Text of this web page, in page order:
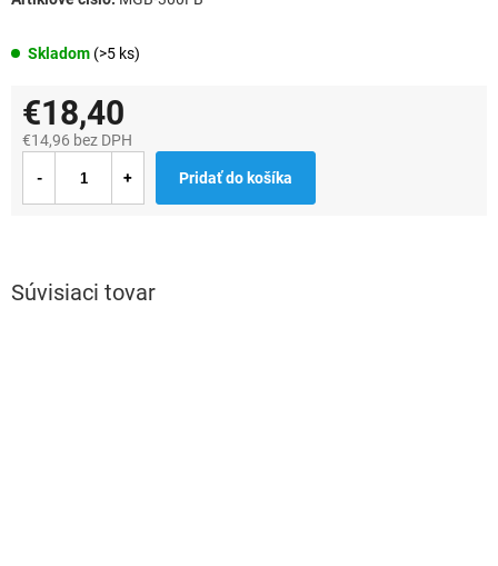
Skladom (>5 ks)
€18,40
€14,96 bez DPH
cena:
Pridať do košíka
Súvisiaci tovar